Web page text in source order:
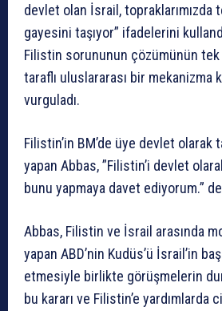
devlet olan İsrail, topraklarımızda
gayesini taşıyor” ifadelerini
Filistin sorununun çözümünün tek
taraflı uluslararası bir mekanizma
vurguladı.
Filistin’in BM’de üye devlet olarak
yapan Abbas, ”Filistin’i devlet
bunu yapmaya davet ediyorum.”
Abbas, Filistin ve İsrail arasında
yapan ABD’nin Kudüs’ü İsrail’in
etmesiyle birlikte görüşmelerin
bu kararı ve Filistin’e